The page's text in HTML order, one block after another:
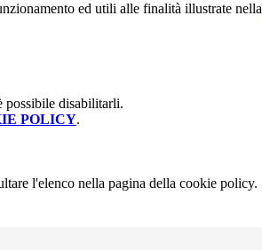
ed utili alle finalità illustrate nella
possibile disabilitarli.
POLICY.
l'elenco nella pagina della cookie policy.